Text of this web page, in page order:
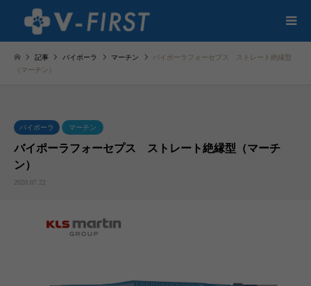
記事 バイポーラ マーチン
バイポーラフォーセプス ストレート絶縁型
（マーチン）
バイポーラ マーチン
バイポーラフォーセプス ストレート絶縁型（マーチ
ン）
2020.07.22